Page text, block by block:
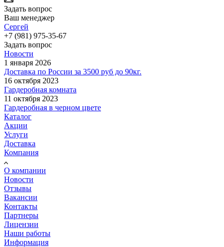
Задать вопрос
Ваш менеджер
Сергей
+7 (981) 975-35-67
Задать вопрос
Новости
1 января 2026
Доставка по России за 3500 руб до 90кг.
16 октября 2023
Гардеробная комната
11 октября 2023
Гардеробная в черном цвете
Каталог
Акции
Услуги
Доставка
Компания
О компании
Новости
Отзывы
Вакансии
Контакты
Партнеры
Лицензии
Наши работы
Информация